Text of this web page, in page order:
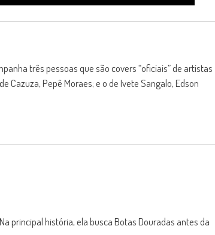
três pessoas que são covers “oficiais” de artistas
Cazuza, Pepê Moraes; e o de Ivete Sangalo, Edson
principal história, ela busca Botas Douradas antes da